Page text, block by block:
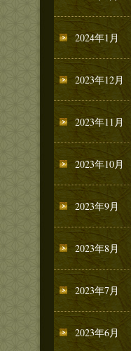
2024年1月
2023年12月
2023年11月
2023年10月
2023年9月
2023年8月
2023年7月
2023年6月